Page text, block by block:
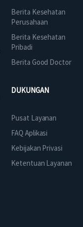
Berita Kesehatan
Perusahaan
Berita Kesehatan
Pribadi
Berita Good Doctor
DUKUNGAN
Pusat Layanan
FAQ Aplikasi
Kebijakan Privasi
Ketentuan Layanan